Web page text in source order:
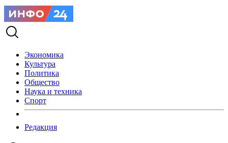
Экономика
Культура
Политика
Общество
Наука и техника
Спорт
Редакция